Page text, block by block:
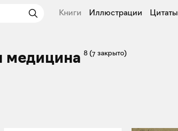
Книги Иллюстрации Цитаты
медицина 8 (7 закрыто)